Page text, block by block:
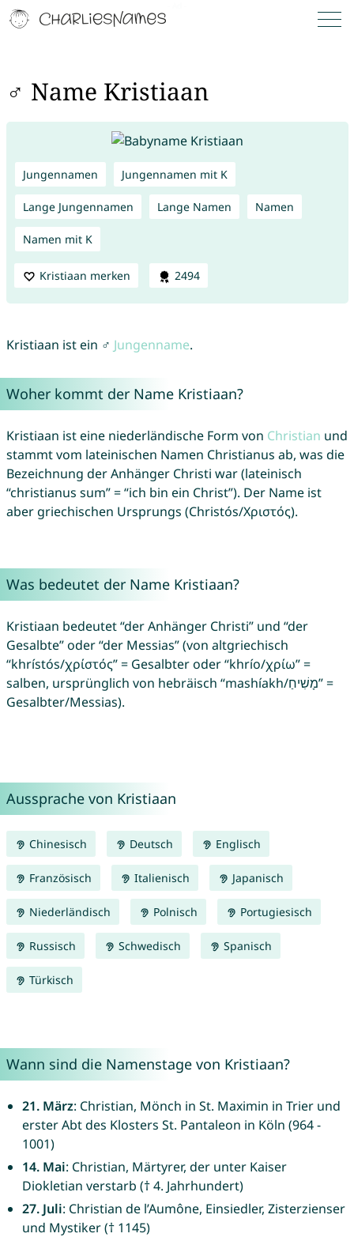
♂ Name Kristiaan
Jungennamen Jungennamen mit K
Lange Jungennamen Lange Namen Namen
Namen mit K
Kristiaan merken 2494
Kristiaan ist ein ♂ Jungenname.
Woher kommt der Name Kristiaan?
Kristiaan ist eine niederländische Form von Christian und
stammt vom lateinischen Namen Christianus ab, was die
Bezeichnung der Anhänger Christi war (lateinisch
“christianus sum” = “ich bin ein Christ”). Der Name ist
aber griechischen Ursprungs (Christós/Χριστός).
Was bedeutet der Name Kristiaan?
Kristiaan bedeutet “der Anhänger Christi” und “der
Gesalbte” oder “der Messias” (von altgriechisch
“khrístós/χρίστός” = Gesalbter oder “khrío/χρίω” =
salben, ursprünglich von hebräisch “mashíakh/מָשִׁיחַ” =
Gesalbter/Messias).
Aussprache von Kristiaan
Chinesisch Deutsch Englisch
Französisch Italienisch Japanisch
Niederländisch Polnisch Portugiesisch
Russisch Schwedisch Spanisch
Türkisch
Wann sind die Namenstage von Kristiaan?
21. März: Christian, Mönch in St. Maximin in Trier und
erster Abt des Klosters St. Pantaleon in Köln (964 -
1001)
14. Mai: Christian, Märtyrer, der unter Kaiser
Diokletian verstarb († 4. Jahrhundert)
27. Juli: Christian de l’Aumône, Einsiedler, Zisterzienser
und Mystiker († 1145)